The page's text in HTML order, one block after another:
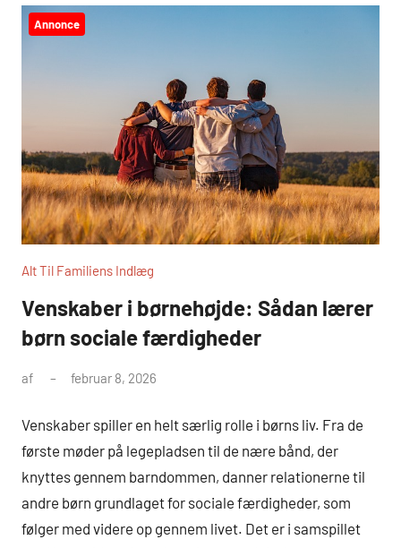
Annonce
Alt Til Familiens Indlæg
Venskaber i børnehøjde: Sådan lærer
børn sociale færdigheder
af februar 8, 2026
Venskaber spiller en helt særlig rolle i børns liv. Fra de
første møder på legepladsen til de nære bånd, der
knyttes gennem barndommen, danner relationerne til
andre børn grundlaget for sociale færdigheder, som
følger med videre op gennem livet. Det er i samspillet